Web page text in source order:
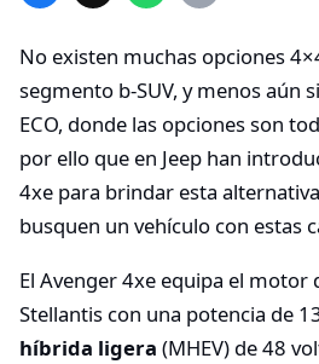
No existen muchas opciones
segmento b-SUV, y menos aún
ECO, donde las opciones son
por ello que en Jeep han
4xe para brindar esta
busquen un vehículo con estas
El Avenger 4xe equipa el motor
Stellantis con una potencia de
híbrida ligera (MHEV) de 48